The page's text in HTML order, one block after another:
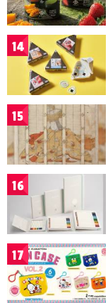
14
15
16
17